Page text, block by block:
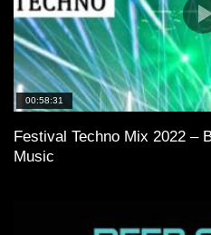
00:58:31
Festival Techno Mix 2022 –
Music